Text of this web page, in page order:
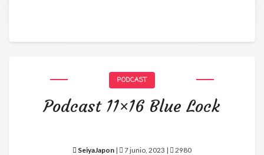
PODCAST
Podcast 11×16 Blue Lock
SeiyaJapon | 7 junio, 2023 | 2980